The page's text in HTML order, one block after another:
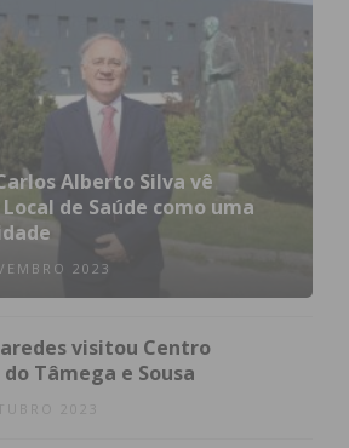
a newsletter do
Imediato
newsletter por e-mail e
atualizada.
Alberto Silva vê
de Saúde como uma
2023
visitou Centro
Tâmega e Sousa
2023